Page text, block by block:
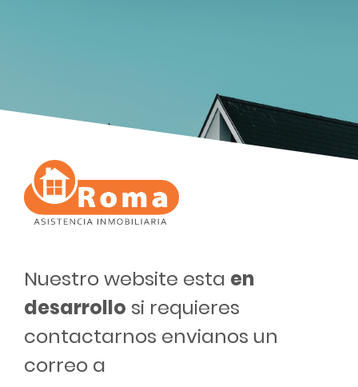
Nuestro website esta en
desarrollo si requieres
contactarnos envianos un
correo a